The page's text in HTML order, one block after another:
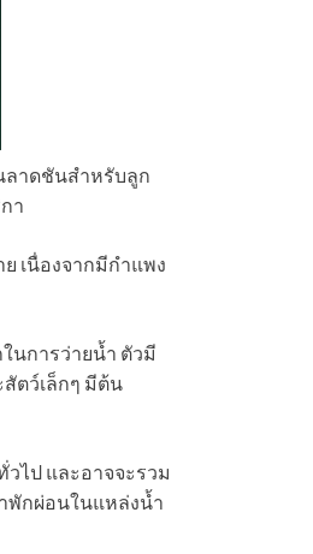
ลาดชันสำหรับลูก
า
เนื่องจากมีกำแพง
นการว่ายน้ำ ตัวมี
ตว์เล็กๆ มีต้น
ไป และอาจจะรวม
พักผ่อนในแหล่งน้ำ